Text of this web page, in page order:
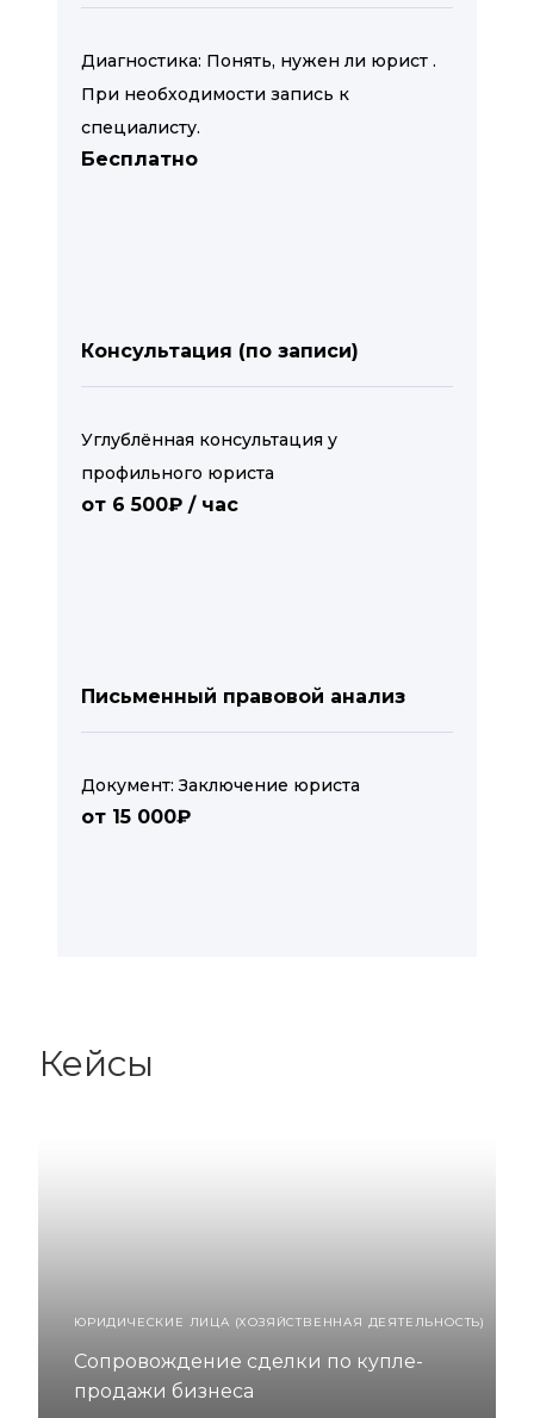
Диагностика: Понять, нужен ли юрист .
При необходимости запись к
специалисту.
Бесплатно
Консультация (по записи)
Углублённая консультация у
профильного юриста
от 6 500₽ / час
Письменный правовой анализ
Документ: Заключение юриста
от 15 000₽
Кейсы
ЮРИДИЧЕСКИЕ ЛИЦА (ХОЗЯЙСТВЕННАЯ ДЕЯТЕЛЬНОСТЬ)
Сопровождение сделки по купле-
продажи бизнеса